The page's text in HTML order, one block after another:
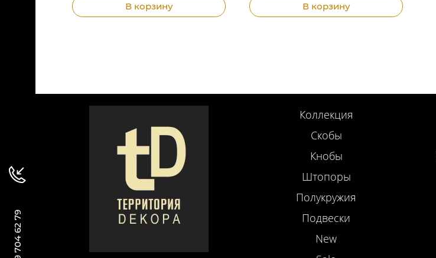
В корзину В корзину
Коллекция
Скобы
Кнобы
Штопоры
Полукружия
Подвески
New